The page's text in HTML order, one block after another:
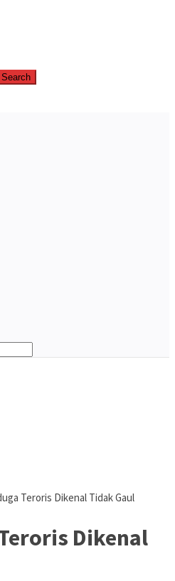
Search
Teroris Dikenal Tidak Gaul
Dikenal